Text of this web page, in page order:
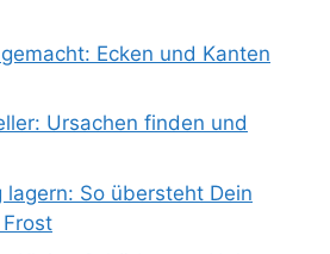
Ecken und Kanten
Ursachen finden und
So übersteht Dein